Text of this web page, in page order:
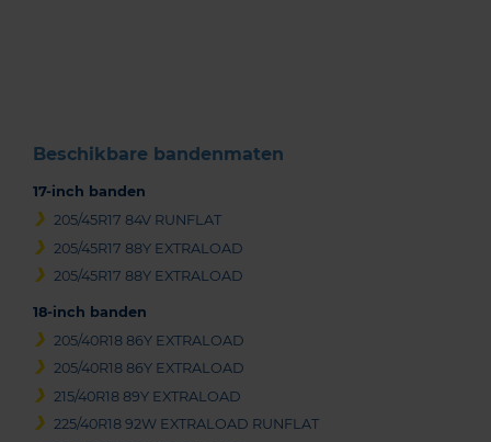
Beschikbare bandenmaten
17-inch banden
205/45R17 84V RUNFLAT
205/45R17 88Y EXTRALOAD
205/45R17 88Y EXTRALOAD
18-inch banden
205/40R18 86Y EXTRALOAD
205/40R18 86Y EXTRALOAD
215/40R18 89Y EXTRALOAD
225/40R18 92W EXTRALOAD RUNFLAT